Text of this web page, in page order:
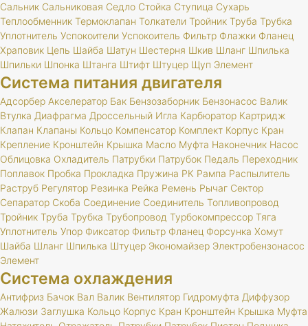
Сальник Сальниковая Седло Стойка Ступица Сухарь
Теплообменник Термоклапан Толкатели Тройник Труба Трубка
Уплотнитель Успокоители Успокоитель Фильтр Флажки Фланец
Храповик Цепь Шайба Шатун Шестерня Шкив Шланг Шпилька
Шпильки Шпонка Штанга Штифт Штуцер Щуп Элемент
Система питания двигателя
Адсорбер Акселератор Бак Бензозаборник Бензонасос Валик
Втулка Диафрагма Дроссельный Игла Карбюратор Картридж
Клапан Клапаны Кольцо Компенсатор Комплект Корпус Кран
Крепление Кронштейн Крышка Масло Муфта Наконечник Насос
Облицовка Охладитель Патрубки Патрубок Педаль Переходник
Поплавок Пробка Прокладка Пружина РК Рампа Распылитель
Раструб Регулятор Резинка Рейка Ремень Рычаг Сектор
Сепаратор Скоба Соединение Соединитель Топливопровод
Тройник Труба Трубка Трубопровод Турбокомпрессор Тяга
Уплотнитель Упор Фиксатор Фильтр Фланец Форсунка Хомут
Шайба Шланг Шпилька Штуцер Экономайзер Электробензонасос
Элемент
Система охлаждения
Антифриз Бачок Вал Валик Вентилятор Гидромуфта Диффузор
Жалюзи Заглушка Кольцо Корпус Кран Кронштейн Крышка Муфта